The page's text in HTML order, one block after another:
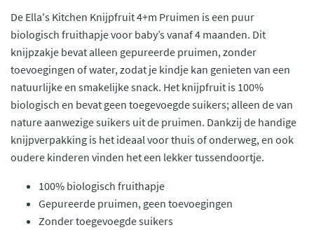
De Ella's Kitchen Knijpfruit 4+m Pruimen is een puur
biologisch fruithapje voor baby’s vanaf 4 maanden. Dit
knijpzakje bevat alleen gepureerde pruimen, zonder
toevoegingen of water, zodat je kindje kan genieten van een
natuurlijke en smakelijke snack. Het knijpfruit is 100%
biologisch en bevat geen toegevoegde suikers; alleen de van
nature aanwezige suikers uit de pruimen. Dankzij de handige
knijpverpakking is het ideaal voor thuis of onderweg, en ook
oudere kinderen vinden het een lekker tussendoortje.
100% biologisch fruithapje
Gepureerde pruimen, geen toevoegingen
Zonder toegevoegde suikers